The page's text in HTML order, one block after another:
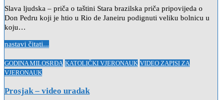
Slava ljudska – priča o taštini Stara brazilska priča pripovijeda o
Don Pedru koji je htio u Rio de Janeiru podignuti veliku bolnicu u
koju…
nastavi čitati...
Posted
in
GODINA MILOSRĐA KATOLIČKI VJERONAUK VIDEO ZAPISI ZA
VJERONAUK
Prosjak – video uradak